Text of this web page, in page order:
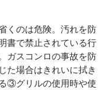
くのは危険。汚れを防
書で禁止されている行
ガスコンロの事故を防
た場合はきれいに拭き
③グリルの使用時や使